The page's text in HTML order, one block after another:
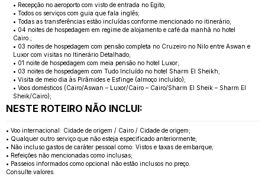
• Recepção no aeroporto com visto de entrada no Egito;
• Todos os serviços com guia que fala inglês;
• Todas as transferências estão incluídas conforme mencionado no itinerário;
• 04 noites de hospedagem em regime de alojamento e café da manhã no hotel
Cairo.;
• 03 noites de hospedagem com pensão completa no Cruzeiro no Nilo entre Aswan e
Luxor com visitas no Itinerário Detalhado;
• 01 noite de hospedagem com meia pensão no hotel Luxor;
• 03 noites de hospedagem com Tudo Incluído no hotel Sharm El Sheikh;
• Visita de meio dia às Pirâmides e Esfinge (almoço incluído);
• Voos domésticos (Cairo/Aswan – Luxor/Cairo – Cairo/Sharm El Sheik – Sharm El
Sheik/Cairo);
NESTE ROTEIRO NÃO INCLUI:
• Voo internacional: Cidade de origem / Cairo / Cidade de origem;
• Qualquer outro serviço que não esteja especificado anteriormente;
• Não incluso gastos de caráter pessoal como: Vistos e taxas de embarque;
• Refeições não mencionadas como inclusas;
• Passeios informados como opcional não estão inclusos no preço.
Consulte valores.